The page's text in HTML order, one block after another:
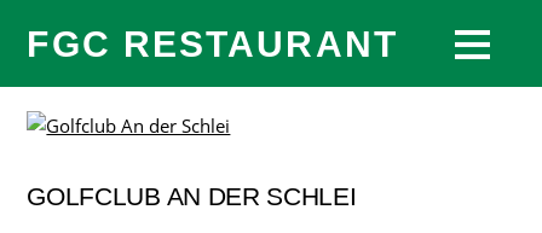
FGC RESTAURANT
GOLFCLUB AN DER SCHLEI